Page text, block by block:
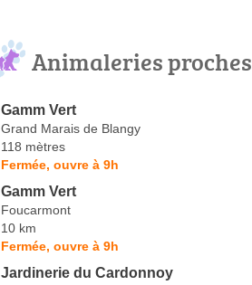
Animaleries proches
Gamm Vert
Grand Marais de Blangy
118 mètres
Fermée, ouvre à 9h
Gamm Vert
Foucarmont
10 km
Fermée, ouvre à 9h
Jardinerie du Cardonnoy